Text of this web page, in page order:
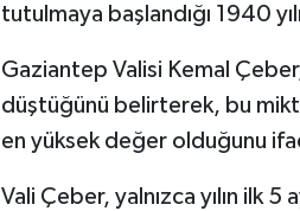
tutulmaya başlandığı 1940
Gaziantep Valisi Kemal
düştüğünü belirterek, bu
en yüksek değer olduğunu
Vali Çeber, yalnızca yılın ilk 5